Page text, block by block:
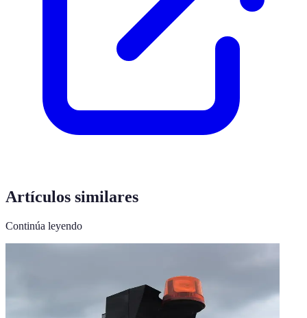
Artículos similares
Continúa leyendo